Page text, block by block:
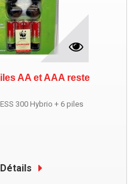
AA et AAA reste
300 Hybrio + 6 piles
Détails